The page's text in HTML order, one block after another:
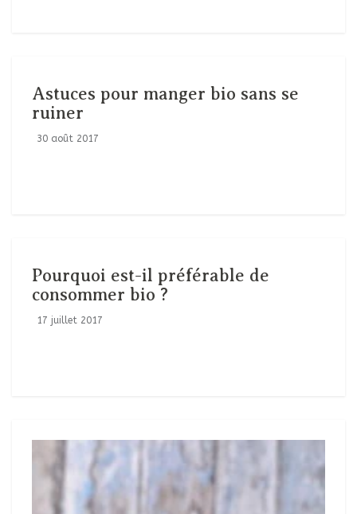
Astuces pour manger bio sans se
ruiner
30 août 2017
Pourquoi est-il préférable de
consommer bio ?
17 juillet 2017